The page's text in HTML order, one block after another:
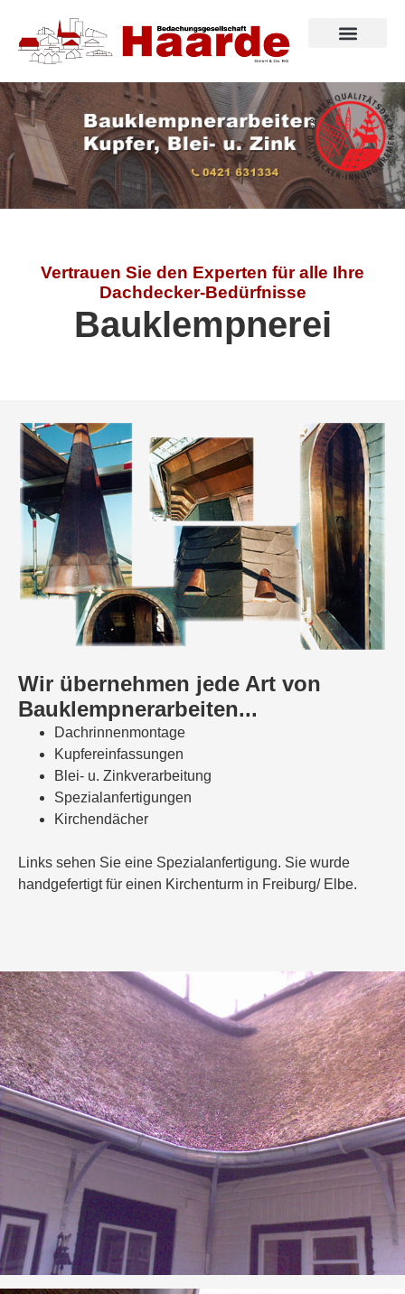
Vertrauen Sie den Experten für alle Ihre
Dachdecker-Bedürfnisse
Bauklempnerei
Wir übernehmen jede Art von
Bauklempnerarbeiten...
Dachrinnenmontage
Kupfereinfassungen
Blei- u. Zinkverarbeitung
Spezialanfertigungen
Kirchendächer
Links sehen Sie eine Spezialanfertigung. Sie wurde
handgefertigt für einen Kirchenturm in Freiburg/ Elbe.